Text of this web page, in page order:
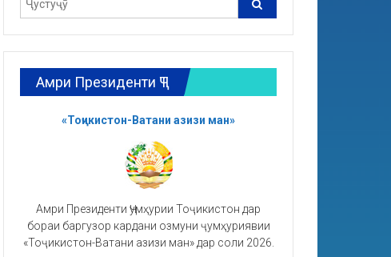
Амри Президенти ҶТ
«Тоҷикистон-Ватани азизи ман»
Амри Президенти Ҷумҳурии Тоҷикистон дар
бораи баргузор кардани озмуни ҷумҳуриявии
«Тоҷикистон-Ватани азизи ман» дар соли 2026.